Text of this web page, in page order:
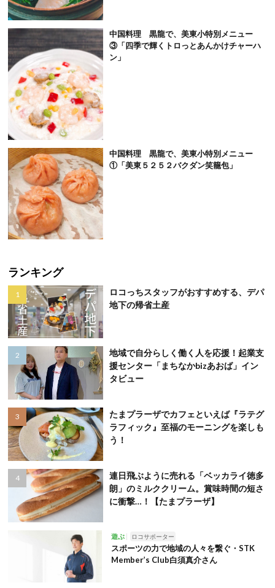
中国料理 黒龍で、美東小特別メニュー
③「四季で輝くトロっとあんかけチャーハ
ン」
中国料理 黒龍で、美東小特別メニュー
①「美東５２５２バクダン笑籠包」
ランキング
ロコっちスタッフがおすすめする、デパ
地下の帰省土産
地域で自分らしく働く人を応援！起業支
援センター「まちなかbizあおば」イン
タビュー
たまプラーザでカフェといえば『ラテグ
ラフィック』至福のモーニングを楽しも
う！
連日飛ぶように売れる「ベッカライ徳多
朗」のミルククリーム。賞味時間の短さ
に衝撃…！【たまプラーザ】
遊ぶ ロコサポーター
スポーツの力で地域の人々を繋ぐ・STK
Member’s Club白須真介さん